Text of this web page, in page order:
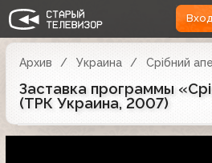
Архив Украина Срібний
Заставка программы
(ТРК Украина, 2007)